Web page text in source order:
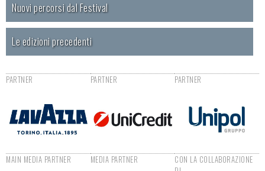
Nuovi percorsi dal Festival
Le edizioni precedenti